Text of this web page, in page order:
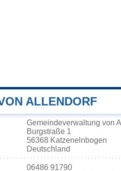
ALLENDORF
Gemeindeverwaltung von
Burgstraße 1
56368 Katzenelnbogen
Deutschland
06486 91790